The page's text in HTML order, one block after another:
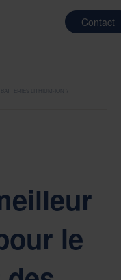
Contact
LITHIUM-ION ?
le